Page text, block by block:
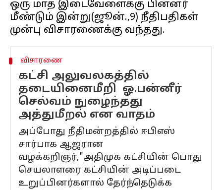
ஒரு மாத இடைவேளைக்கு பின்னர்
மீண்டும் இன்று(ஜூன்.,9) நீதிபதிகள்
விசாரணை
கட்சி அலுவலகத்தில்
தடையினைமீறி ஓ.பன்னீர்
செல்வம் நுழைந்தது
அத்துமீறல் என வாதம்
அப்போது நீதிமன்றத்தில் ஈபிஎஸ்
சார்பாக ஆஜரான
வழக்கறிஞர்,"அதிமுக கட்சியின் பொது
செயலாளரை கட்சியின் அடிப்படை
உறுப்பினர்களால் தேர்ந்தெடுக்க